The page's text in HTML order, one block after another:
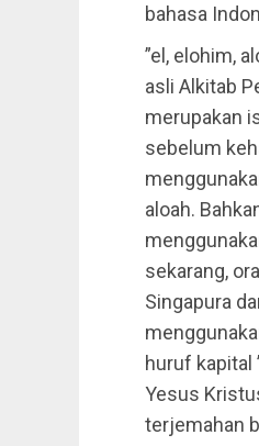
bahasa
”el, elohim,
asli Alkitab
merupakan
sebelum
aloah.
sekarang,
Singapura
huruf kapital
Yesus
terjemahan